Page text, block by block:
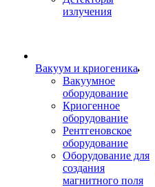
излучения
Вакуум и криогеника
Вакуумное
оборудование
Криогенное
оборудование
Рентгеновское
оборудование
Оборудование для
создания
магнитного поля